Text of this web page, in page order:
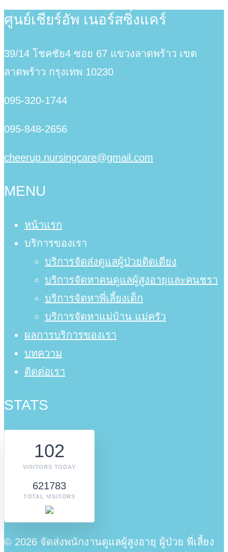
ศูนย์เชียร์อัพ เนอร์สซิ่งแคร์
39/14 โชคชัย4 ซอย 67 แขวงลาดพร้าว เขต
ลาดพร้าว กรุงเทพ 10230
095-320-1744
095-848-2656
cheerup.nursingcare@gmail.com
MENU
หน้าแรก
บริการของเรา
บริการจัดส่งดูแลผู้ป่วยติดเตียง
บริการจัดหาคนดูแลผู้สูงอายุและคนชรา
บริการจัดหาพี่เลี้ยงเด็ก
บริการจัดหาแม่บ้าน แม่ครัว
ผลการบริการของเรา
บทความ
ติดต่อเรา
STATS
102
VISITORS TODAY
621783
TOTAL VISITORS
© 2026 จัดส่งพนักงานดูแลผู้สูงอายุ ผู้ป่วย พี่เลี้ยง